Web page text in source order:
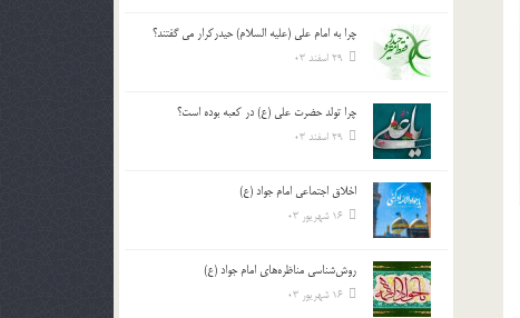
چرا به امام علی (علیه السلام) حیدرکرار می گفتند؟
29 اسفند 03
چرا تولد حضرت علی (ع) در کعبه بوده است؟
29 اسفند 03
اخلاق اجتماعی امام جواد (ع)
16 شهریور 03
روش‌شناسی مناظره‌های امام جواد (ع)
16 شهریور 03